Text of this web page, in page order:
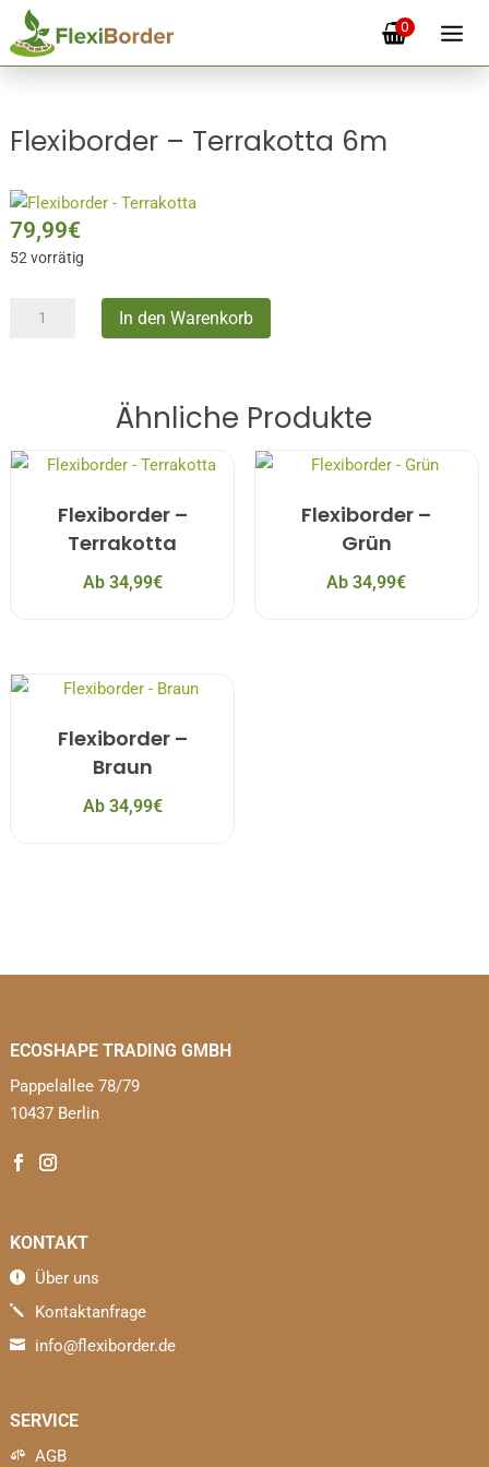
0
Flexiborder – Terrakotta 6m
79,99€
52 vorrätig
Flexiborder
In den Warenkorb
Ähnliche Produkte
Flexiborder –
Terrakotta
Ab 34,99€
Flexiborder –
Grün
Ab34,99€
Flexiborder –
Braun
Ab 34,99€
ECOSHAPE TRADING GMBH
Pappelallee 78/79
10437 Berlin
KONTAKT
 Über uns
j Kontaktanfrage
 info@flexiborder.de
SERVICE
 AGB